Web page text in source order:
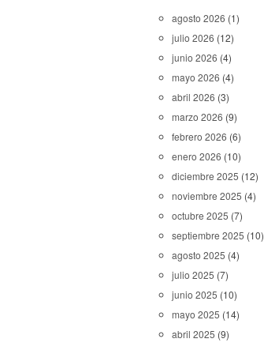
agosto 2026 (1)
julio 2026 (12)
junio 2026 (4)
mayo 2026 (4)
abril 2026 (3)
marzo 2026 (9)
febrero 2026 (6)
enero 2026 (10)
diciembre 2025 (12)
noviembre 2025 (4)
octubre 2025 (7)
septiembre 2025 (10)
agosto 2025 (4)
julio 2025 (7)
junio 2025 (10)
mayo 2025 (14)
abril 2025 (9)